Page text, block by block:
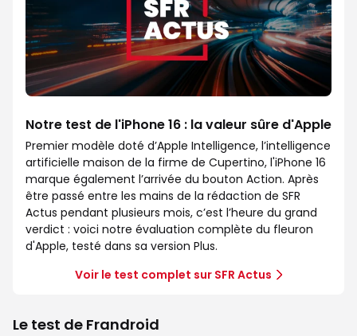
Notre test de l'iPhone 16 : la valeur sûre d'Apple
Premier modèle doté d’Apple Intelligence, l’intelligence
artificielle maison de la firme de Cupertino, l'iPhone 16
marque également l’arrivée du bouton Action. Après
être passé entre les mains de la rédaction de SFR
Actus pendant plusieurs mois, c’est l’heure du grand
verdict : voici notre évaluation complète du fleuron
d'Apple, testé dans sa version Plus.
Voir le test complet sur SFR Actus
Le test de Frandroid